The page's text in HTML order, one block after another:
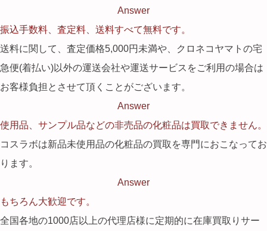
Answer
振込手数料、査定料、送料すべて無料です。
送料に関して、査定価格5,000円未満や、クロネコヤマトの宅
急便(着払い)以外の運送会社や運送サービスをご利用の場合は
お客様負担とさせて頂くことがございます。
Answer
使用品、サンプル品などの非売品の化粧品は買取できません。
コスラボは新品未使用品の化粧品の買取を専門におこなってお
ります。
Answer
もちろん大歓迎です。
全国各地の1000店以上の代理店様に定期的に在庫買取りサー